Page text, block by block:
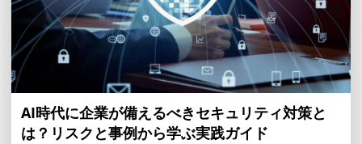
AI時代に企業が備えるべきセキュリティ対策と
は？リスクと事例から学ぶ実践ガイド